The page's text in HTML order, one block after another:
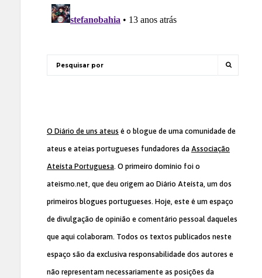
O Diário de uns ateus é o blogue de uma comunidade de
ateus e ateias portugueses fundadores da Associação
Ateísta Portuguesa. O primeiro domínio foi o
ateismo.net, que deu origem ao Diário Ateísta, um dos
primeiros blogues portugueses. Hoje, este é um espaço
de divulgação de opinião e comentário pessoal daqueles
que aqui colaboram. Todos os textos publicados neste
espaço são da exclusiva responsabilidade dos autores e
não representam necessariamente as posições da